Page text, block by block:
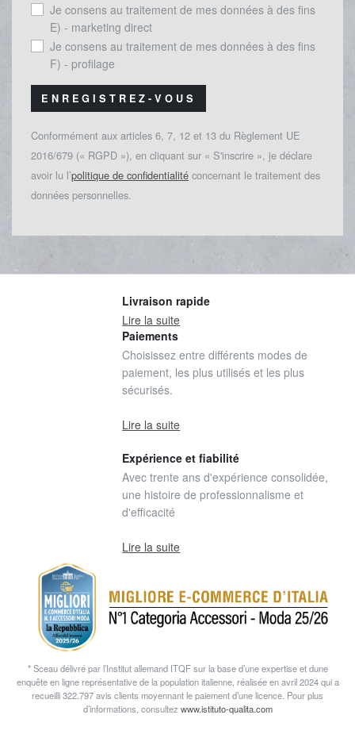
Je consens au traitement de mes données à des fins
E) - marketing direct
Je consens au traitement de mes données à des fins
F) - profilage
ENREGISTREZ-VOUS
Conformément aux articles 6, 7, 12 et 13 du Règlement UE
2016/679 (« RGPD »), en cliquant sur « S'inscrire », je déclare
avoir lu l’politique de confidentialité concernant le traitement des
données personnelles.
Livraison rapide
Lire la suite
Paiements
Choisissez entre différents modes de
paiement, les plus utilisés et les plus
sécurisés.
Lire la suite
Expérience et fiabilité
Avec trente ans d'expérience consolidée,
une histoire de professionnalisme et
d'efficacité
Lire la suite
* Sceau délivré par l’Institut allemand ITQF sur la base d’une expertise et dune
enquête en ligne représentative de la population italienne, réalisée en avril 2024 qui a
recueilli 322.797 avis clients moyennant le paiement d’une licence. Pour plus
d’informations, consultez www.istituto-qualita.com